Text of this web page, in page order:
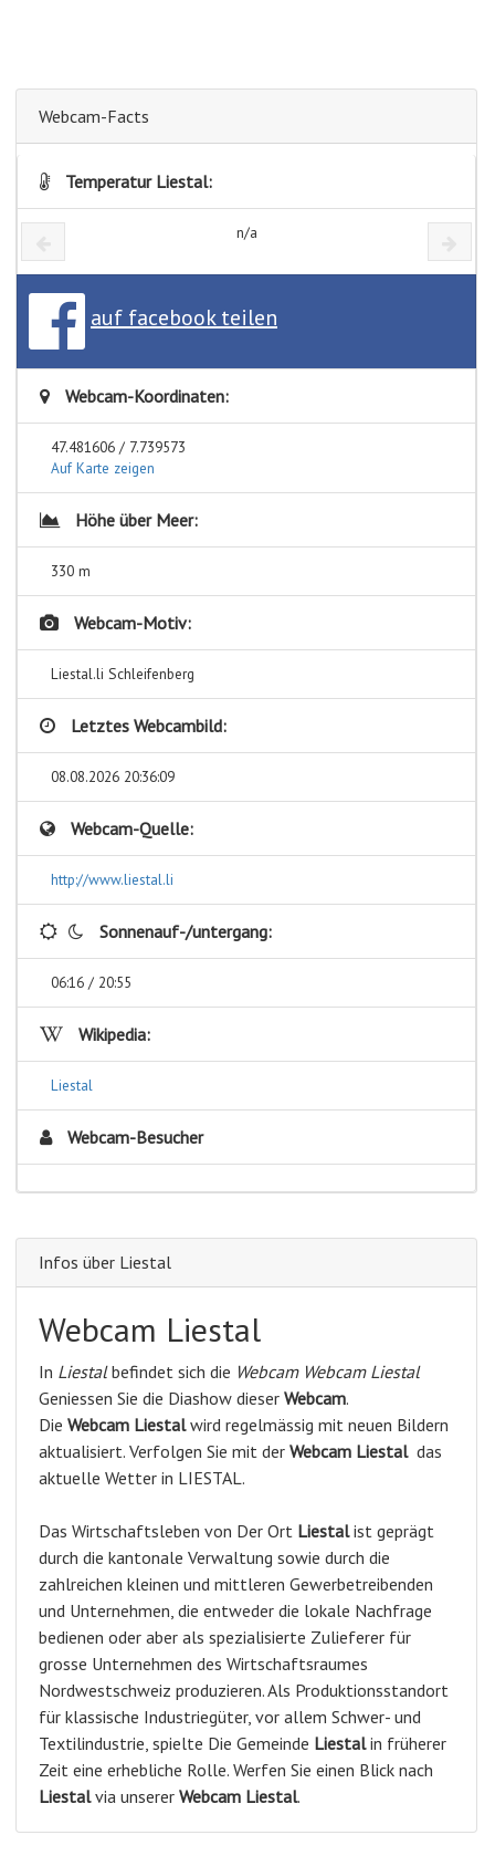
Webcam-Facts
Temperatur Liestal:
n/a
auf facebook teilen
Webcam-Koordinaten:
47.481606 / 7.739573
Auf Karte zeigen
Höhe über Meer:
330 m
Webcam-Motiv:
Liestal.li Schleifenberg
Letztes Webcambild:
08.08.2026 20:36:09
Webcam-Quelle:
http://www.liestal.li
Sonnenauf-/untergang:
06:16 / 20:55
Wikipedia:
Liestal
Webcam-Besucher
Infos über Liestal
Webcam Liestal
In Liestalbefindet sich die Webcam Webcam Liestal
Geniessen Sie die Diashow dieser Webcam.
Die Webcam Liestalwird regelmässig mit neuen Bildern
aktualisiert. Verfolgen Sie mit der Webcam Liestal das
aktuelle Wetter in LIESTAL.
Das Wirtschaftsleben von Der Ort Liestalist geprägt
durch die kantonale Verwaltung sowie durch die
zahlreichen kleinen und mittleren Gewerbetreibenden
und Unternehmen, die entweder die lokale Nachfrage
bedienen oder aber als spezialisierte Zulieferer für
grosse Unternehmen des Wirtschaftsraumes
Nordwestschweiz produzieren. Als Produktionsstandort
für klassische Industriegüter, vor allem Schwer- und
Textilindustrie, spielte Die Gemeinde Liestalin früherer
Zeit eine erhebliche Rolle. Werfen Sie einen Blick nach
Liestalvia unserer Webcam Liestal.